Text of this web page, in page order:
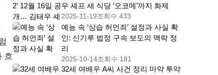
흐
우 셰프 새 식당 ‘오코메’까지 화제
2025-11-19조회수 433
예능 속 ‘상습 허언죄’ 설정과 사실 확
인: 신기루 법정 구속 보도의 맥락 정
리
2025-10-14조회수 181
32세 여배우 A씨 사건 정리 마약 투약